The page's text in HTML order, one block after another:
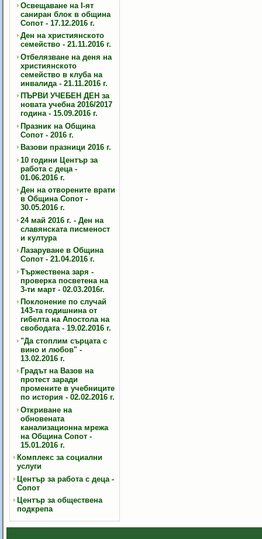
Освещаване на I-ят
саниран блок в община
Сопот - 17.12.2016 г.
Ден на християнското
семейство - 21.11.2016 г.
Отбелязване на деня на
християнското
семейство в клуба на
инвалида - 21.11.2016 г.
ПЪРВИ УЧЕБЕН ДЕН за
новата учебна 2016/2017
година - 15.09.2016 г.
Празник на Община
Сопот - 2016 г.
Вазови празници 2016 г.
10 години Център за
работа с деца -
01.06.2016 г.
Ден на отворените врати
в Община Сопот -
30.05.2016 г.
24 май 2016 г. - Ден на
славянската писменост
и култура
Лазаруване в Община
Сопот - 21.04.2016 г.
Тържествена заря -
проверка посветена на
3-ти март - 02.03.2016г.
Поклонение по случай
143-та годишнина от
гибелта на Апостола на
свободата - 19.02.2016 г.
"Да стоплим сърцата с
вино и любов" -
13.02.2016 г.
Градът на Вазов на
протест заради
промените в учебниците
по история - 02.02.2016 г.
Откриване на
обновената
канализационна мрежа
на Община Сопот -
15.01.2016 г.
Комплекс за социални
услуги
Център за работа с деца -
Сопот
Център за обществена
подкрепа